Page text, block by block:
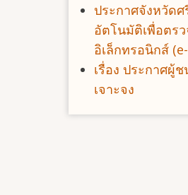
ประกาศจังหวัดศ
อัตโนมัติเพื่อตร
อิเล็กทรอนิกส์
เรื่อง ประกาศผู้
เจาะจง